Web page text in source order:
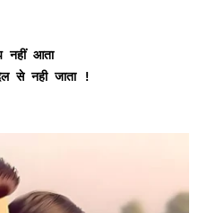
नहीं आता
से नही जाता !